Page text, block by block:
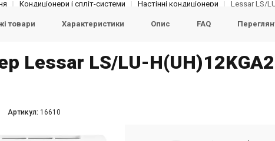
Кондиціонери і спліт-системи Настінні кондиціонери Lessar LS/
товари Характеристики Опис FAQ
Lessar LS/LU-
Aртикул: 16610